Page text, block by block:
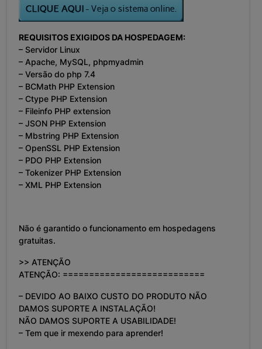
REQUISITOS EXIGIDOS DA HOSPEDAGEM:
– Servidor Linux
– Apache, MySQL, phpmyadmin
– Versão do php 7.4
– BCMath PHP Extension
– Ctype PHP Extension
– Fileinfo PHP extension
– JSON PHP Extension
– Mbstring PHP Extension
– OpenSSL PHP Extension
– PDO PHP Extension
– Tokenizer PHP Extension
– XML PHP Extension
Não é garantido o funcionamento em hospedagens
gratuitas.
>> ATENÇÃO
ATENÇÃO: ===========================
– DEVIDO AO BAIXO CUSTO DO PRODUTO NÃO
DAMOS SUPORTE A INSTALAÇÃO!
NÃO DAMOS SUPORTE A USABILIDADE!
– Tem que ir mexendo para aprender!